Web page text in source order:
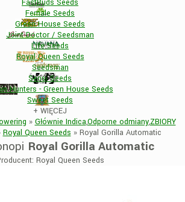
FastBuds Seeds
Female Seeds
Green House Seeds
Joint Doctor / Seedsman
Life Seeds
Royal Queen Seeds
Seedsman
Sensi Seeds
Hunters - Green House Seeds
Sweet Seeds
+ WIĘCEJ
» Głównie Indica,Odporne odmiany,ZBIORY
Royal Queen Seeds » Royal Gorilla Automatic
Royal Gorilla Automatic
Royal Queen Seeds